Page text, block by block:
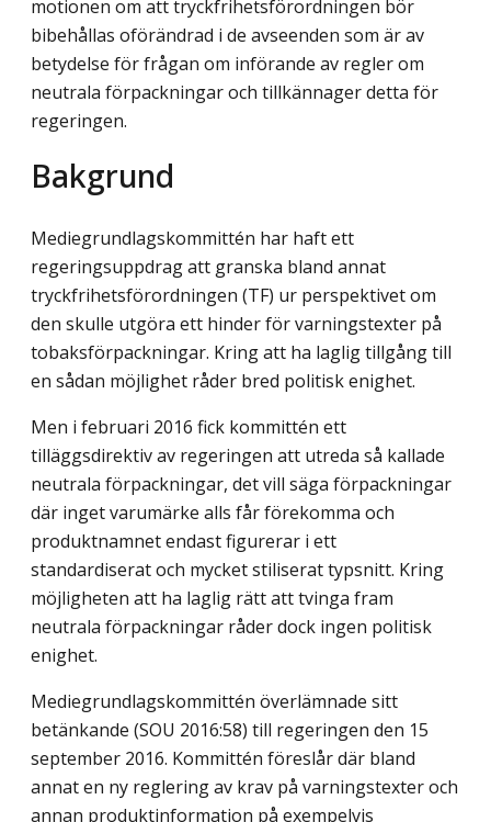
motionen om att tryckfrihetsförordningen bör
bibehållas oförändrad i de avseenden som är av
betydelse för frågan om införande av regler om
neutrala förpackningar och tillkännager detta för
regeringen.
Bakgrund
Mediegrundlagskommittén har haft ett
regeringsuppdrag att granska bland annat
tryckfrihetsförordningen (TF) ur perspektivet om
den skulle utgöra ett hinder för varningstexter på
tobaksförpackningar. Kring att ha laglig tillgång till
en sådan möjlighet råder bred politisk enighet.
Men i februari 2016 fick kommittén ett
tilläggsdirektiv av regeringen att utreda så kallade
neutrala förpackningar, det vill säga förpackningar
där inget varumärke alls får förekomma och
produktnamnet endast figurerar i ett
standardiserat och mycket stiliserat typsnitt. Kring
möjligheten att ha laglig rätt att tvinga fram
neutrala förpackningar råder dock ingen politisk
enighet.
Mediegrundlagskommittén överlämnade sitt
betänkande (SOU 2016:58) till regeringen den 15
september 2016. Kommittén föreslår där bland
annat en ny reglering av krav på varningstexter och
annan produktinformation på exempelvis